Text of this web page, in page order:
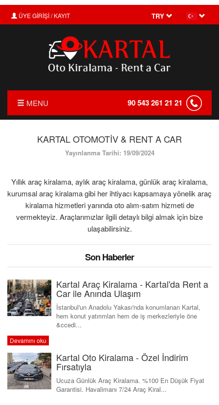
ÜYE GİRİŞİ / KAYIT TRY
MENU 90 543 261 21 21
HAKKIMIZDA
TRANSFER
KIRALAMA KOŞULLARI
FILO KIRALAMA
İLETİŞİM
KARTAL OTOMOTİV & RENT A CAR
Yayınlanma Tarihi: 19/09/2024
Yıllık araç kiralama, aylık araç kiralama, günlük araç kiralama,
kurumsal araç kiralama gibi her ihtiyacı kapsamaya yönelik araç
kiralama hizmetleri yanında oto alım-satım hizmeti de
vermekteyiz. Araçlarımızlar ilgili detaylı bilgi almak için bize
ulaşabilirsiniz.
Son Haberler
Kartal Araç Kiralama - Kartal'da Rent a
Car ile Anında Ulaşım
İstanbul'un Anadolu Yakası'nda konumlanan Kartal,
hem konut yatırımları hem de iş merkezleriyle öne
&ccedi...
Devamını oku
Kartal Oto Kiralama - Özel İndirim
Fırsatıyla
Ucuza Günlük Araç Kiralama. %100 En Düşük Fiyat
Garantisi. Havalimanı 7/24 Araç Kiral...